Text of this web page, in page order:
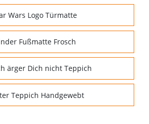
Wars Logo Türmatte
Fußmatte Frosch
ärger Dich nicht Teppich
Teppich Handgewebt